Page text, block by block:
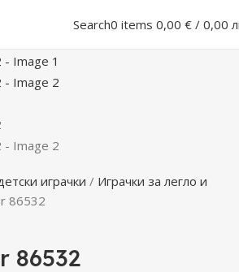
Search0 items 0,00 € / 0,00
играчки
Играчки за легло и
86532
86532